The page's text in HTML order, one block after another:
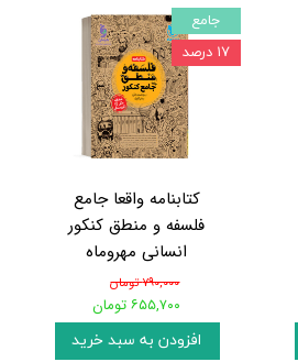
کتابنامه واقعا جامع
فلسفه و منطق کنکور
انسانی مهروماه
۷۹۰,۰۰۰ تومان
۶۵۵,۷۰۰ تومان
افزودن به سبد خرید
جامع
۱۷ درصد